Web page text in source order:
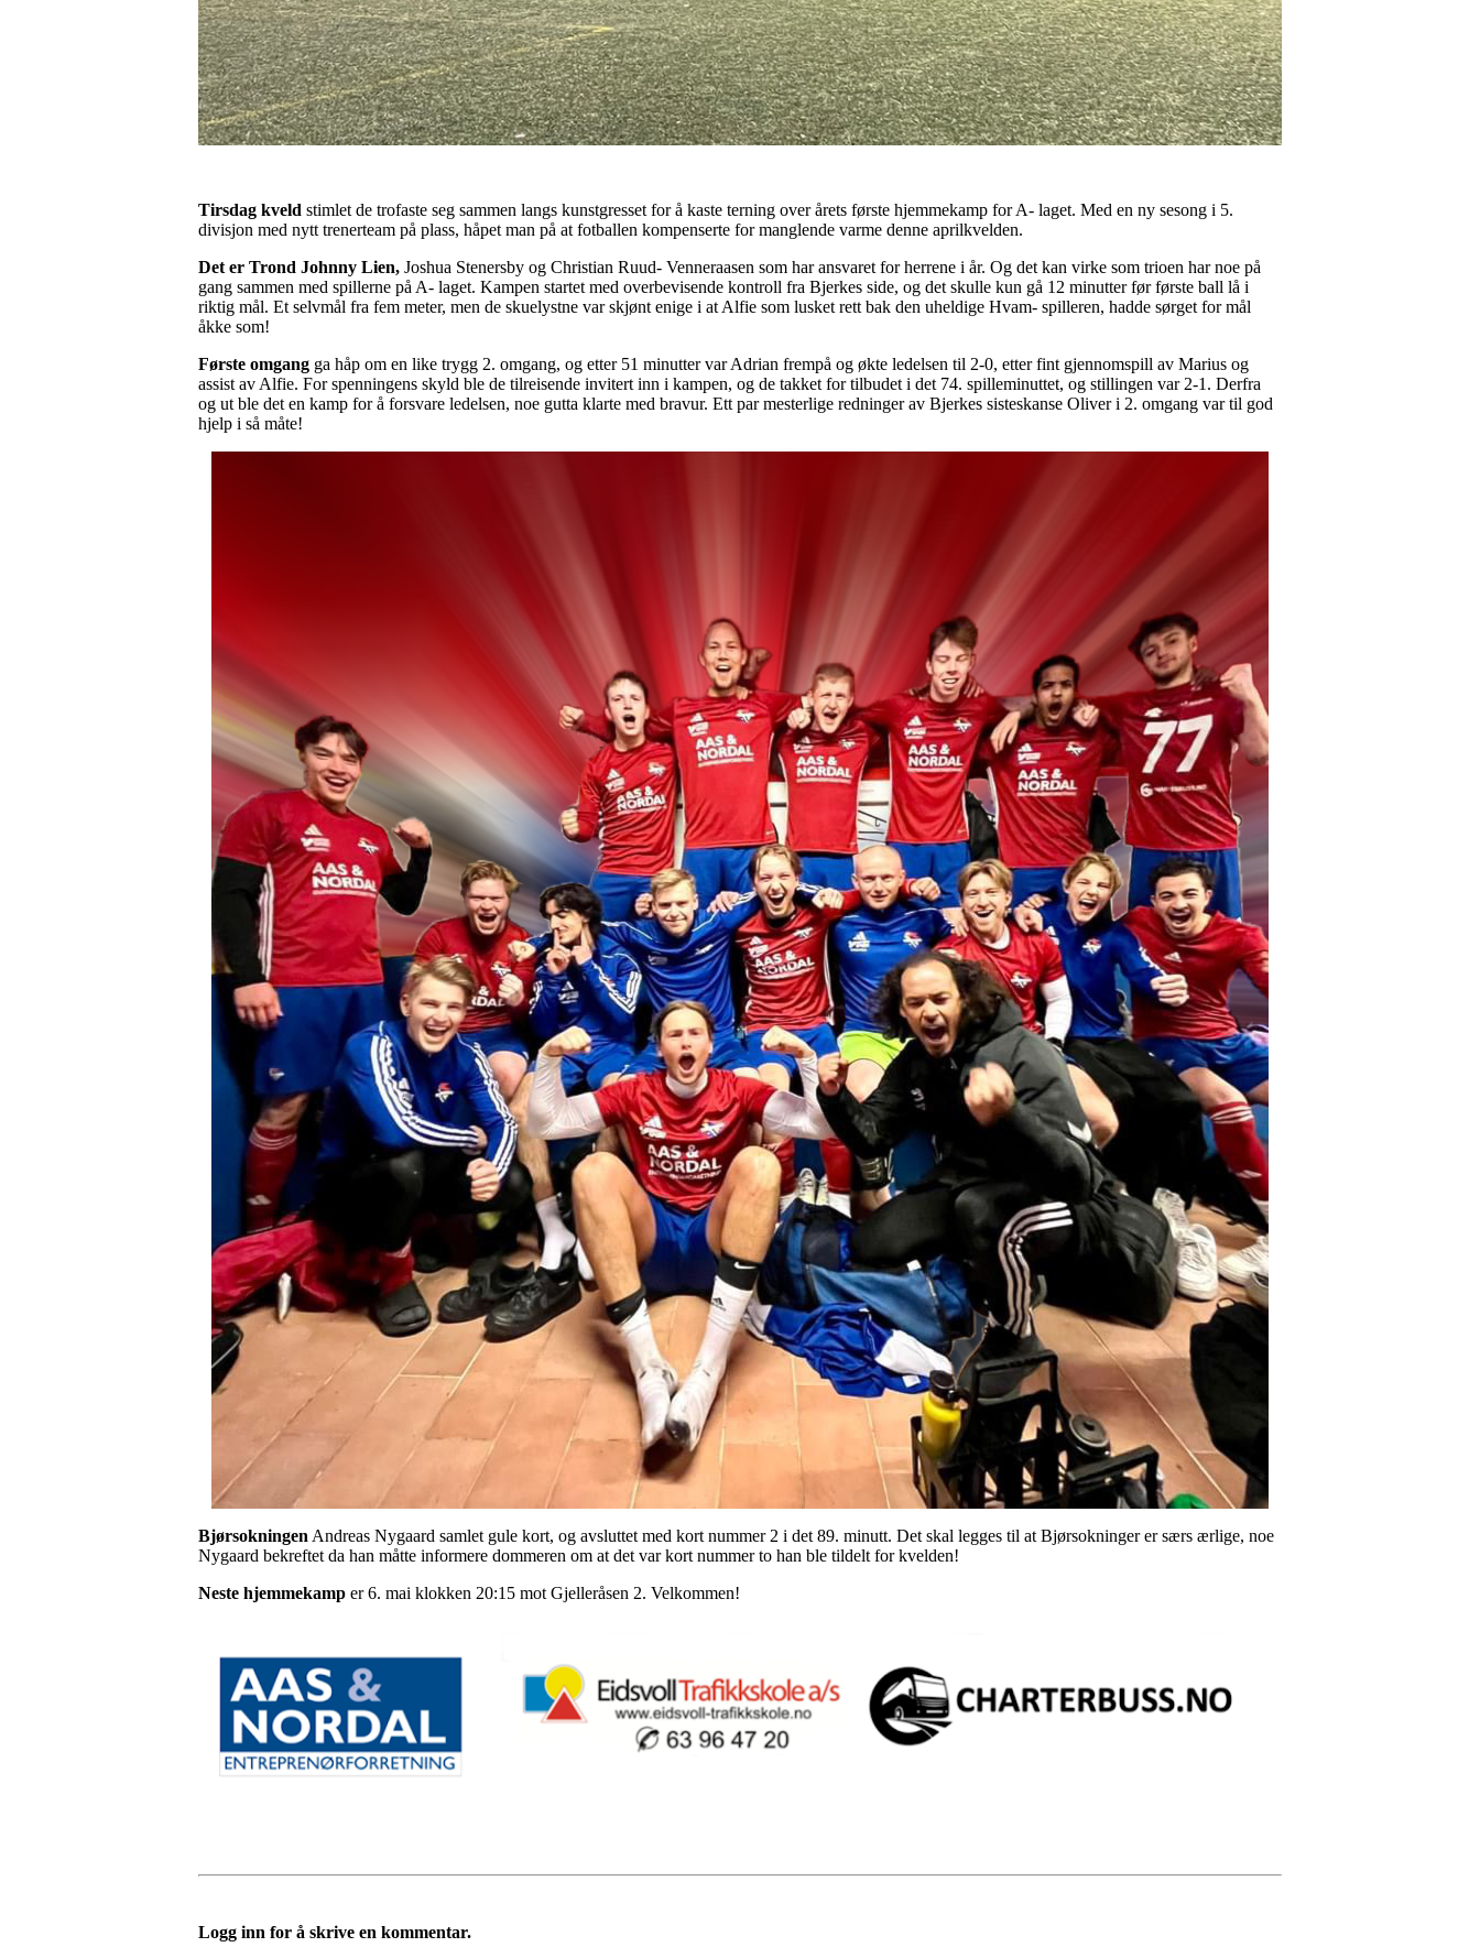
Tirsdag kveld stimlet de trofaste seg sammen langs kunstgresset for å kaste terning over årets første hjemmekamp for A- laget. Med en ny sesong i 5.
divisjon med nytt trenerteam på plass, håpet man på at fotballen kompenserte for manglende varme denne aprilkvelden.
Det er Trond Johnny Lien, Joshua Stenersby og Christian Ruud- Venneraasen som har ansvaret for herrene i år. Og det kan virke som trioen har noe på
gang sammen med spillerne på A- laget. Kampen startet med overbevisende kontroll fra Bjerkes side, og det skulle kun gå 12 minutter før første ball lå i
riktig mål. Et selvmål fra fem meter, men de skuelystne var skjønt enige i at Alfie som lusket rett bak den uheldige Hvam- spilleren, hadde sørget for mål
åkke som!
Første omgang ga håp om en like trygg 2. omgang, og etter 51 minutter var Adrian frempå og økte ledelsen til 2-0, etter fint gjennomspill av Marius og
assist av Alfie. For spenningens skyld ble de tilreisende invitert inn i kampen, og de takket for tilbudet i det 74. spilleminuttet, og stillingen var 2-1. Derfra
og ut ble det en kamp for å forsvare ledelsen, noe gutta klarte med bravur. Ett par mesterlige redninger av Bjerkes sisteskanse Oliver i 2. omgang var til god
hjelp i så måte!
Bjørsokningen Andreas Nygaard samlet gule kort, og avsluttet med kort nummer 2 i det 89. minutt. Det skal legges til at Bjørsokninger er særs ærlige, noe
Nygaard bekreftet da han måtte informere dommeren om at det var kort nummer to han ble tildelt for kvelden!
Neste hjemmekamp er 6. mai klokken 20:15 mot Gjelleråsen 2. Velkommen!
Logg inn for å skrive en kommentar.